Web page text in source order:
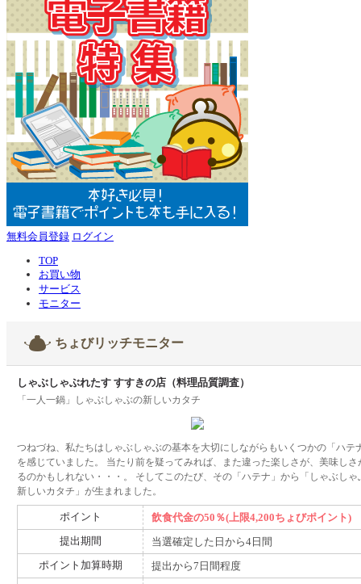
無料会員登録 ログイン
TOP
お買い物
サービス
モニター
ちょびリッチモニター
しゃぶしゃぶれたす すすきの店（料理品質調査）
「一人一鍋」しゃぶしゃぶの新しいカタチ
つねづね、私たちはしゃぶしゃぶの基本を大切にしながらもいくつかの「ハテ
を感じていました。 当たり前を疑ってみれば、また違った楽しさが、美味しさ
るのかもしれない・・・。 そしてこのたび、その「ハテナ」から「しゃぶしゃ
新しいカタチ」が生まれました。
ポイント
飲食代金の50％(上限4,200ちょびポイント)
提出期間
当選確定した日から4日間
ポイント加算時期
提出から7日間程度